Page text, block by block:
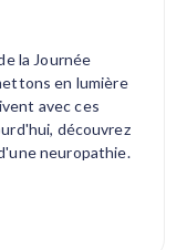
la Journée
en lumière
avec ces
découvrez
neuropathie.